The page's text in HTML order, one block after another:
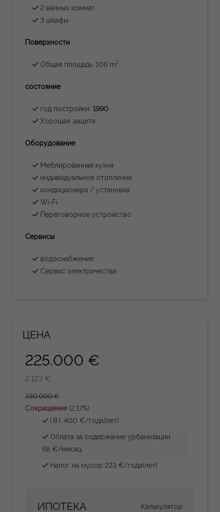
2 ванных комнат
3 шкафы
Поверхности
Общая площадь: 106 m2
состояние
год постройки:1990
Хорошая защита
Oборудование
Меблированная кухня
индивидуальное отопление
кондиционера / установка
Wi-Fi
Переговорное устройство
Сервисы
водоснабжение
Сервис электричества
ЦЕНА
225.000 €
2.123 €
230.000 €
Сокращение (2,17%)
I.B.I. 400 €/года(лет)
Оплата за содержание урбанизации
68 €/месяц
Налог на мусор 223 €/года(лет)
ИПОТЕКА Калькулятор